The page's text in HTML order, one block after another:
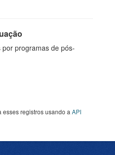
programas de pós-
esses registros usando a API